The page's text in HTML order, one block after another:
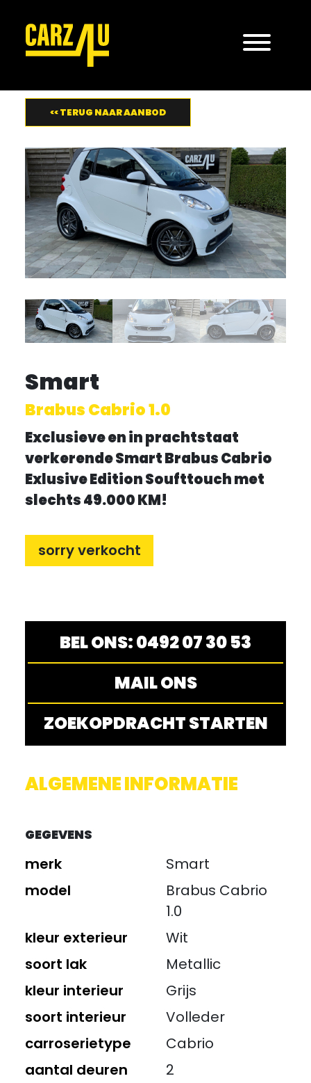
<< TERUG NAAR AANBOD
Smart
Brabus Cabrio 1.0
Exclusieve en in prachtstaat
verkerende Smart Brabus Cabrio
Exlusive Edition Soufttouch met
slechts 49.000 KM!
sorry verkocht
BEL ONS: 0492 07 30 53
MAIL ONS
ZOEKOPDRACHT STARTEN
ALGEMENE INFORMATIE
GEGEVENS
merk
Smart
model
Brabus Cabrio
1.0
kleur exterieur
Wit
soort lak
Metallic
kleur interieur
Grijs
soort interieur
Volleder
carroserietype
Cabrio
aantal deuren
2